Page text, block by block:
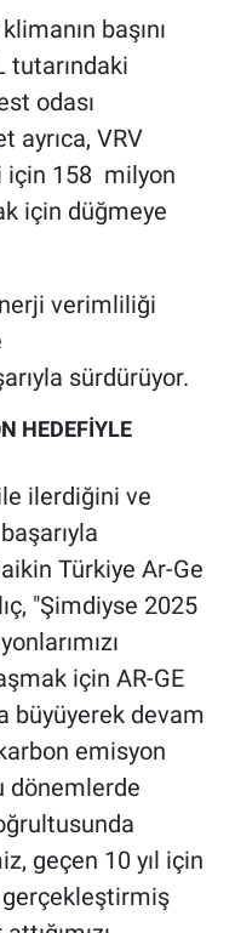
başını
tutarındaki
odası
ayrıca, VRV
için 158 milyon
için düğmeye
verimliliği
sürdürüyor.
HEDEFİYLE
ilerdiğini ve
Türkiye Ar-Ge
"Şimdiyse 2025
için AR-GE
büyüyerek devam
emisyon
dönemlerde
geçen 10 yıl için